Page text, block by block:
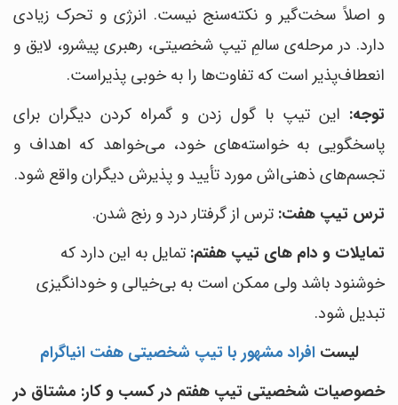
و اصلاً سخت‌گیر و نکته‌سنج نیست. انرژی و تحرک زیادی
دارد. در مرحله‌ی سالمِ تیپ شخصیتی، رهبری پیشرو، لایق و
انعطاف‌پذیر است که تفاوت‌ها را به خوبی پذیراست.
توجه: این تیپ با گول زدن و گمراه کردن دیگران برای
پاسخگویی به خواسته‌های خود، می‌خواهد که اهداف و
تجسم‌های ذهنی‌اش مورد تأیید و پذیرش دیگران واقع شود.
ترس تیپ هفت: ترس از گرفتار درد و رنج شدن.
تمایلات و دام های تیپ هفتم: تمایل به این دارد ‌که
خوشنود باشد ولی ممکن است به بی‌خیالی و خودانگیزی
تبدیل شود.
لیست افراد مشهور با تیپ شخصیتی هفت انیاگرام
خصوصیات شخصیتی تیپ هفتم در کسب و کار: مشتاق در